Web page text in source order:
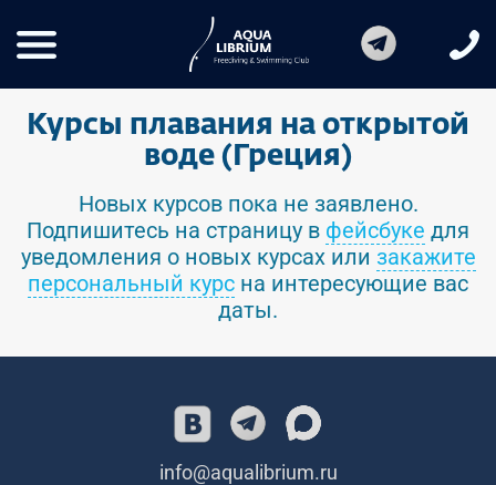
Курсы плавания на открытой
воде (Греция)
Новых курсов пока не заявлено.
Подпишитесь на страницу в фейсбуке для
уведомления о новых курсах или закажите
персональный курс на интересующие вас
даты.
info@aqualibrium.ru